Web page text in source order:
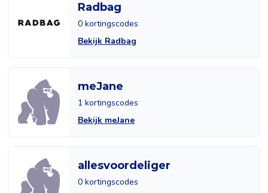
Radbag
0 kortingscodes
Bekijk Radbag
meJane
1 kortingscodes
Bekijk meJane
allesvoordeliger
0 kortingscodes